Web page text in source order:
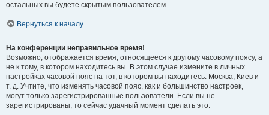
остальных вы будете скрытым пользователем.
Вернуться к началу
На конференции неправильное время!
Возможно, отображается время, относящееся к другому часовому поясу, а
не к тому, в котором находитесь вы. В этом случае измените в личных
настройках часовой пояс на тот, в котором вы находитесь: Москва, Киев и
т. д. Учтите, что изменять часовой пояс, как и большинство настроек,
могут только зарегистрированные пользователи. Если вы не
зарегистрированы, то сейчас удачный момент сделать это.